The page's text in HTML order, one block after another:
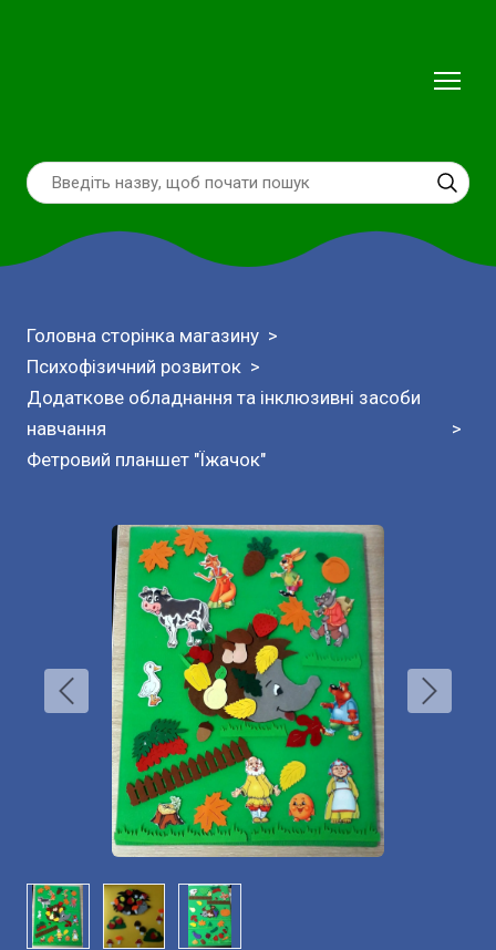
Головна сторінка магазину
Психофізичний розвиток
Додаткове обладнання та інклюзивні засоби
навчання
Фетровий планшет "Їжачок"